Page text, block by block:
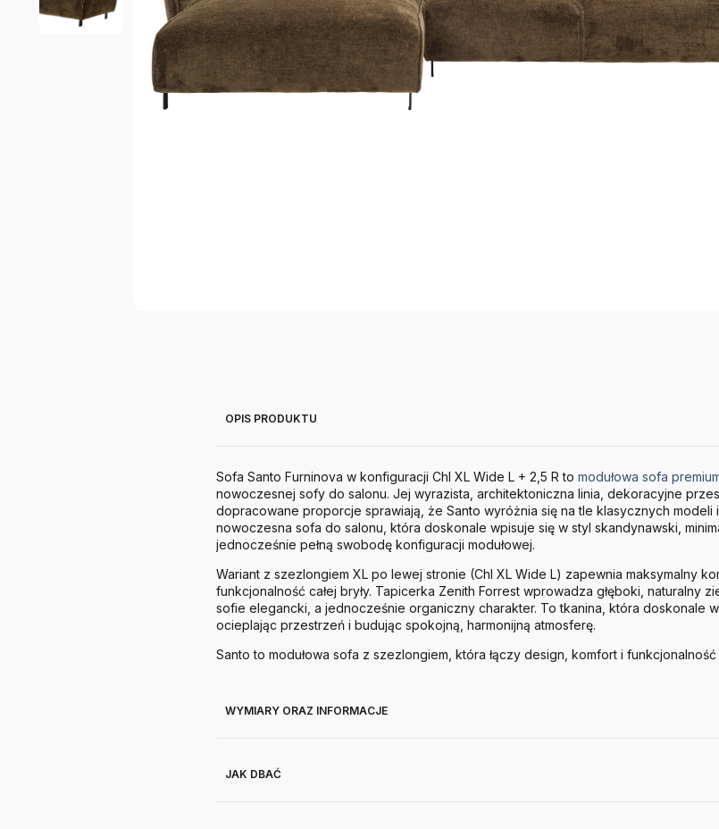
OPIS PRODUKTU
Sofa Santo Furninova w konfiguracji Chl XL Wide L + 2,5 R to modułowa sofa
nowoczesnej sofy do salonu. Jej wyrazista, architektoniczna linia, dekoracyjne
dopracowane proporcje sprawiają, że Santo wyróżnia się na tle klasycznych modeli
nowoczesna sofa do salonu, która doskonale wpisuje się w styl skandynawski,
jednocześnie pełną swobodę konfiguracji modułowej.
Wariant z szezlongiem XL po lewej stronie (Chl XL Wide L) zapewnia maksymalny
funkcjonalność całej bryły. Tapicerka Zenith Forrest wprowadza głęboki, naturalny
sofie elegancki, a jednocześnie organiczny charakter. To tkanina, która doskonale
ocieplając przestrzeń i budując spokojną, harmonijną atmosferę.
Santo to modułowa sofa z szezlongiem, która łączy design, komfort i
WYMIARY ORAZ INFORMACJE
JAK DBAĆ